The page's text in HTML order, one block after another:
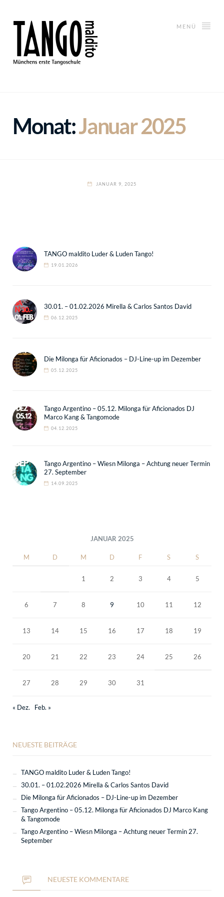
MENÜ
Monat:Januar 2025
JANUAR 9, 2025
TANGO maldito Luder & Luden Tango!
19.01.2026
30.01. – 01.02.2026 Mirella & Carlos Santos David
06.12.2025
Die Milonga für Aficionados – DJ-Line-up im Dezember
05.12.2025
Tango Argentino – 05.12. Milonga für Aficionados DJ
Marco Kang & Tangomode
04.12.2025
Tango Argentino – Wiesn Milonga – Achtung neuer Termin
27. September
14.09.2025
JANUAR 2025
M D M D F S S
1 2 3 4 5
6 7 8 9 10 11 12
13 14 15 16 17 18 19
20 21 22 23 24 25 26
27 28 29 30 31
« Dez. Feb. »
NEUESTE BEITRÄGE
TANGO maldito Luder & Luden Tango!
30.01. – 01.02.2026 Mirella & Carlos Santos David
Die Milonga für Aficionados – DJ-Line-up im Dezember
Tango Argentino – 05.12. Milonga für Aficionados DJ Marco Kang
& Tangomode
Tango Argentino – Wiesn Milonga – Achtung neuer Termin 27.
September
NEUESTE KOMMENTARE